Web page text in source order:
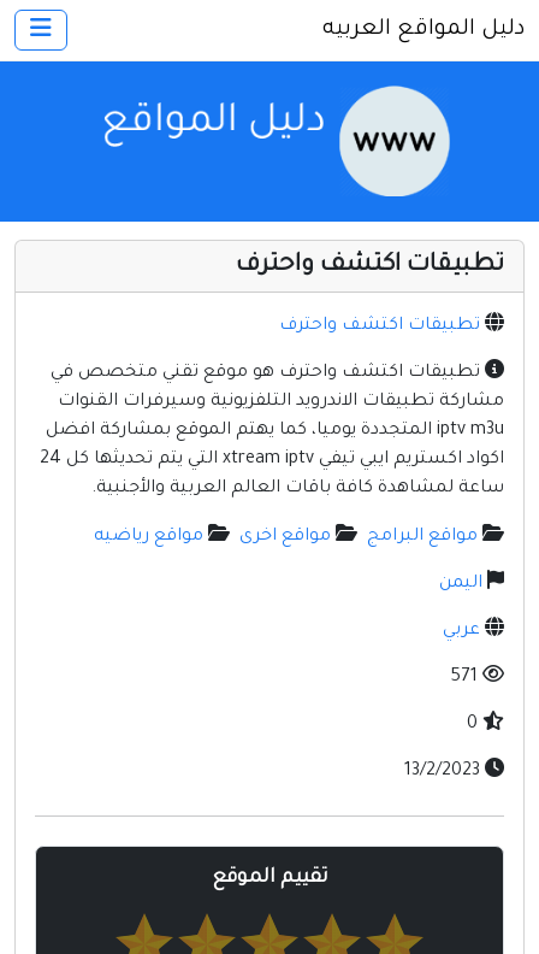
اتصل بنا
أخرى ومنوعه
إنترنت وشبكات
الأسرة والترفيه
كمبيوتر وبرامج
منتديات
مواقع إخباريه
مواقع إسلامية
دليل المواقع العربيه
تطبيقات اكتشف واحترف
تطبيقات اكتشف واحترف
تطبيقات اكتشف واحترف هو موقع تقني متخصص في
مشاركة تطبيقات الاندرويد التلفزيونية وسيرفرات القنوات
iptv m3u المتجددة يوميا، كما يهتم الموقع بمشاركة افضل
اكواد اكستريم ايبي تيفي xtream iptv التي يتم تحديثها كل 24
ساعة لمشاهدة كافة باقات العالم العربية والأجنبية.
مواقع البرامج مواقع اخرى مواقع رياضيه
اليمن
عربي
تقييم الموقع